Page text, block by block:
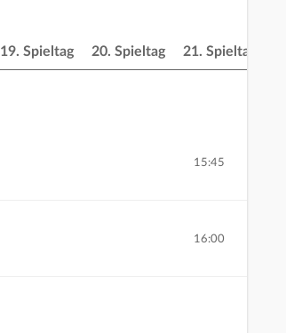
19. Spieltag 20. Spieltag 21. Spieltag
15:45
16:00